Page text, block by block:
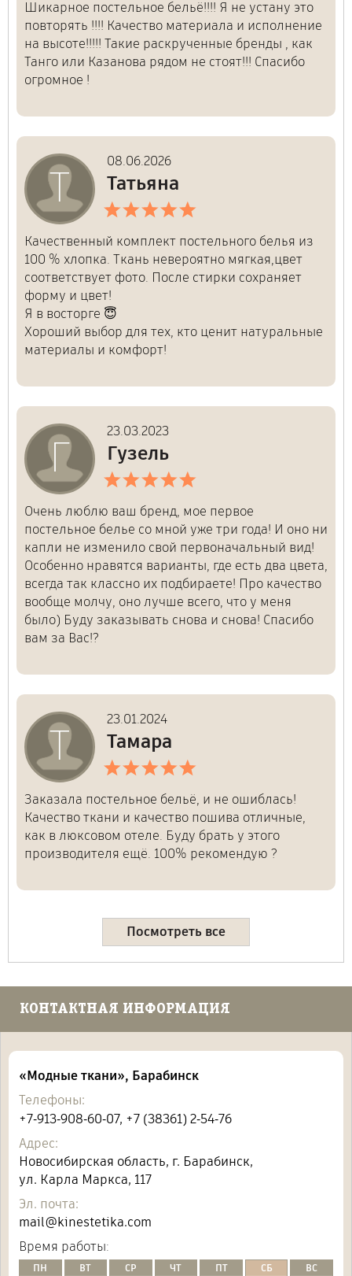
Нажимая на кнопку, я даю своё согласие
на обработку персональных данных и
соглашаюсь с условиямиполитики
конфиденциальности
Шикарное постельное бельё!!!! Я не устану это
повторять !!!! Качество материала и исполнение
на высоте!!!!! Такие раскрученные бренды , как
Танго или Казанова рядом не стоят!!! Спасибо
огромное !
Т 08.06.2026
Татьяна
Качественный комплект постельного белья из
100 % хлопка. Ткань невероятно мягкая,цвет
соответствует фото. После стирки сохраняет
форму и цвет!
Я в восторге 😇
Хороший выбор для тех, кто ценит натуральные
материалы и комфорт!
Г 23.03.2023
Гузель
Очень люблю ваш бренд, мое первое
постельное белье со мной уже три года! И оно ни
капли не изменило свой первоначальный вид!
Особенно нравятся варианты, где есть два цвета,
всегда так классно их подбираете! Про качество
вообще молчу, оно лучше всего, что у меня
было) Буду заказывать снова и снова! Спасибо
вам за Вас!?
Т 23.01.2024
Тамара
Заказала постельное бельё, и не ошиблась!
Качество ткани и качество пошива отличные,
как в люксовом отеле. Буду брать у этого
производителя ещё. 100% рекомендую ?
Посмотреть все
КОНТАКТНАЯ ИНФОРМАЦИЯ
«Модные ткани», Барабинск
Телефоны:
+7‑913‑908‑60‑07, +7 (38361) 2‑54‑76
Адрес:
Новосибирская область, г. Барабинск,
ул. Карла Маркса, 117
Эл. почта:
mail@kinestetika.com
Время работы:
ПН
ВТ
СР
ЧТ
ПТ
СБ
ВС